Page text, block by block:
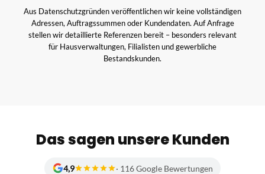
Aus Datenschutzgründen veröffentlichen wir keine vollständigen
Adressen, Auftragssummen oder Kundendaten. Auf Anfrage
stellen wir detaillierte Referenzen bereit – besonders relevant
für Hausverwaltungen, Filialisten und gewerbliche
Bestandskunden.
Das sagen unsere Kunden
4,9 · 116 Google Bewertungen